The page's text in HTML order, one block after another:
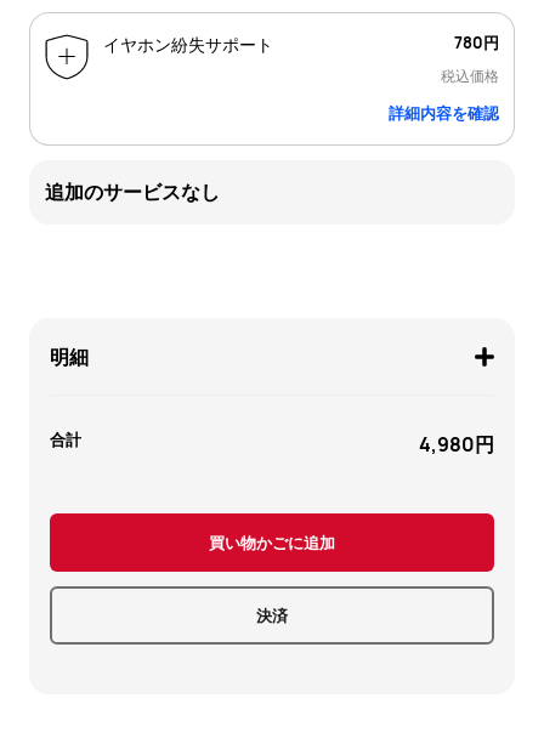
イヤホン紛失サポート 780円
税込価格
詳細内容を確認
追加のサービスなし
明細
合計 4,980円
買い物かごに追加
決済